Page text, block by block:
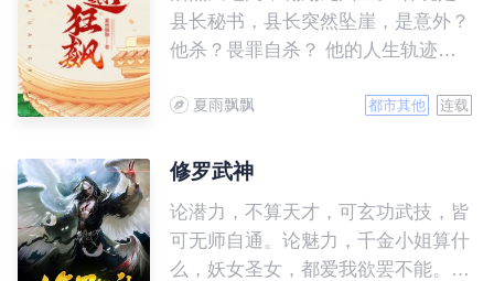
县长秘书，县长突然坠崖，是意外？
他杀？畏罪自杀？ 他的人生轨迹逆
干部，顶头上司是给他戴绿帽的那个
的初恋苗慧。 苗慧唤醒了一个装睡
一路狂飙，从偏远乡镇一直到封疆大
吏。
夏雨飘飘 都市其他 连载
修罗武神
论潜力，不算天才，可玄功武技，皆
可无师自通。论魅力，千金小姐算什
么，妖女圣女，都爱我欲罢不能。论